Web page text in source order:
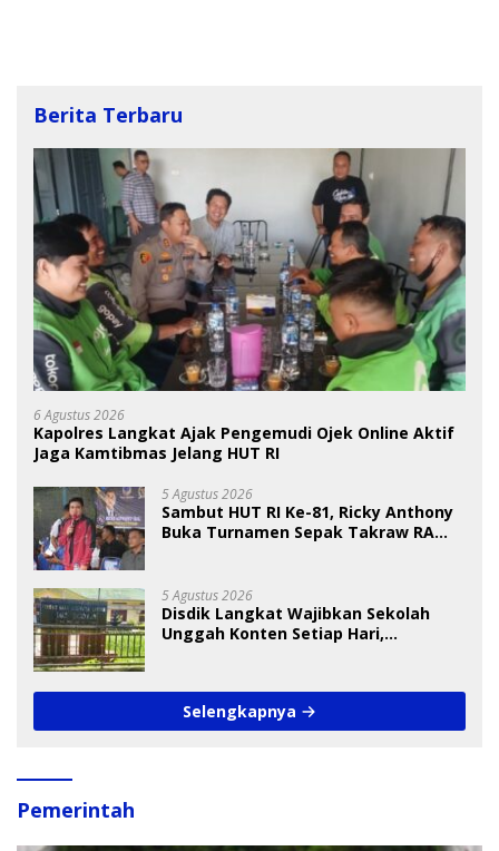
Berita Terbaru
6 Agustus 2026
Kapolres Langkat Ajak Pengemudi Ojek Online Aktif
Jaga Kamtibmas Jelang HUT RI
5 Agustus 2026
Sambut HUT RI Ke-81, Ricky Anthony
Buka Turnamen Sepak Takraw RA
5 Agustus 2026
Disdik Langkat Wajibkan Sekolah
Unggah Konten Setiap Hari,
Selengkapnya
Pemerintah